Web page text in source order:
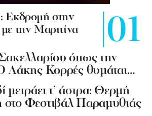
Εκδρομή στην
την Μαριτίνα
όπως την
Λάκης Κορρές θυμάται…
μετράει τ’ άστρα: Θερμή
Φεστιβάλ Παραμυθιάς